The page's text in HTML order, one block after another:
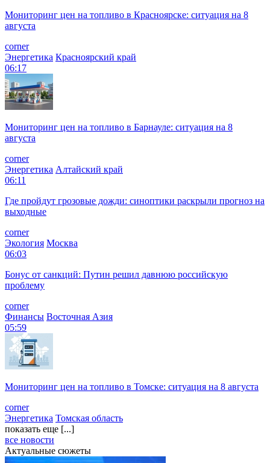
Мониторинг цен на топливо в Красноярске: ситуация на 8
августа
corner
Энергетика Красноярский край
06:17
Мониторинг цен на топливо в Барнауле: ситуация на 8
августа
corner
Энергетика Алтайский край
06:11
Где пройдут грозовые дожди: синоптики раскрыли прогноз на
выходные
corner
Экология Москва
06:03
Бонус от санкций: Путин решил давнюю российскую
проблему
corner
Финансы Восточная Азия
05:59
Мониторинг цен на топливо в Томске: ситуация на 8 августа
corner
Энергетика Томская область
показать еще [...]
все новости
Актуальные сюжеты